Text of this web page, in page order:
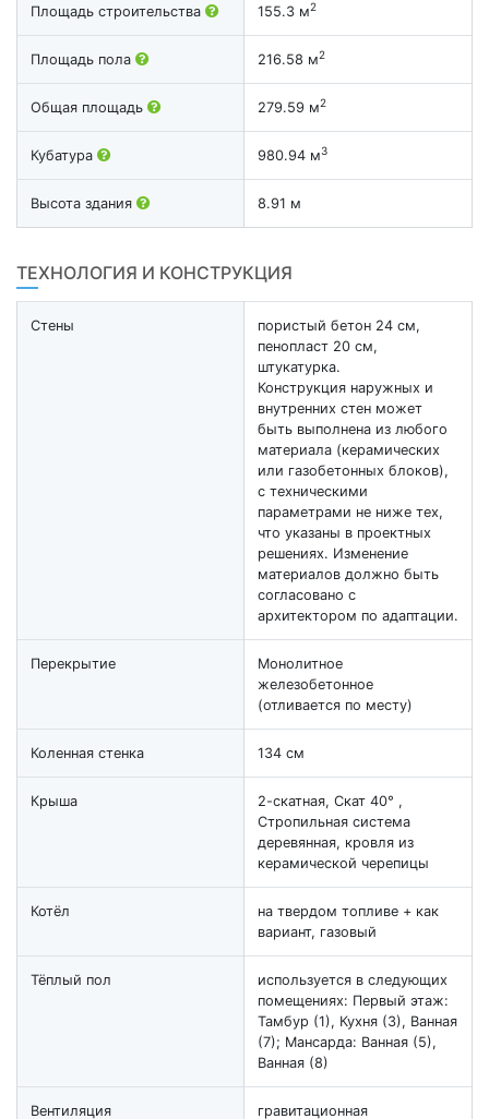
Площадь строительства 155.3 м2
Площадь пола 216.58 м2
Общая площадь 279.59 м2
Кубатура 980.94 м3
Высота здания 8.91 м
ТЕХНОЛОГИЯ И КОНСТРУКЦИЯ
Стены
пористый бетон 24 см,
пенопласт 20 см,
штукатурка.
Конструкция наружных и
внутренних стен может
быть выполнена из любого
материала (керамических
или газобетонных блоков),
с техническими
параметрами не ниже тех,
что указаны в проектных
решениях. Изменение
материалов должно быть
согласовано с
архитектором по адаптации.
Перекрытие
Монолитное
железобетонное
(отливается по месту)
Коленная стенка 134 см
Крыша
2-скатная, Скат 40° ,
Стропильная система
деревянная, кровля из
керамической черепицы
Котёл
на твердом топливе + как
вариант, газовый
Тёплый пол
используется в следующих
помещениях: Первый этаж:
Тамбур (1), Кухня (3), Ванная
(7); Мансарда: Ванная (5),
Ванная (8)
Вентиляция гравитационная